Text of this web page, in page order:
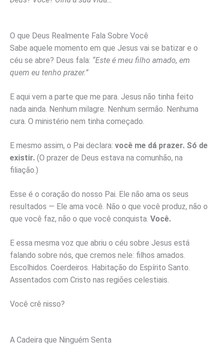
O que Deus Realmente Fala Sobre Você
Sabe aquele momento em que Jesus vai se batizar e o
céu se abre? Deus fala: “Este é meu filho amado, em
quem eu tenho prazer.”
E aqui vem a parte que me para. Jesus não tinha feito
nada ainda. Nenhum milagre. Nenhum sermão. Nenhuma
cura. O ministério nem tinha começado.
E mesmo assim, o Pai declara: você me dá prazer. Só de
existir. (O prazer de Deus estava na comunhão, na
filiação.)
Esse é o coração do nosso Pai. Ele não ama os seus
resultados — Ele ama você. Não o que você produz, não o
que você faz, não o que você conquista. Você.
E essa mesma voz que abriu o céu sobre Jesus está
falando sobre nós, que cremos nele: filhos amados.
Escolhidos. Coerdeiros. Habitação do Espírito Santo.
Assentados com Cristo nas regiões celestiais.
Você crê nisso?
A Cadeira que Ninguém Senta